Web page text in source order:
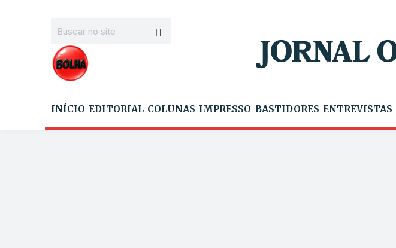
INÍCIO EDITORIAL COLUNAS IMPRESSO BASTIDORES ENTREVISTAS